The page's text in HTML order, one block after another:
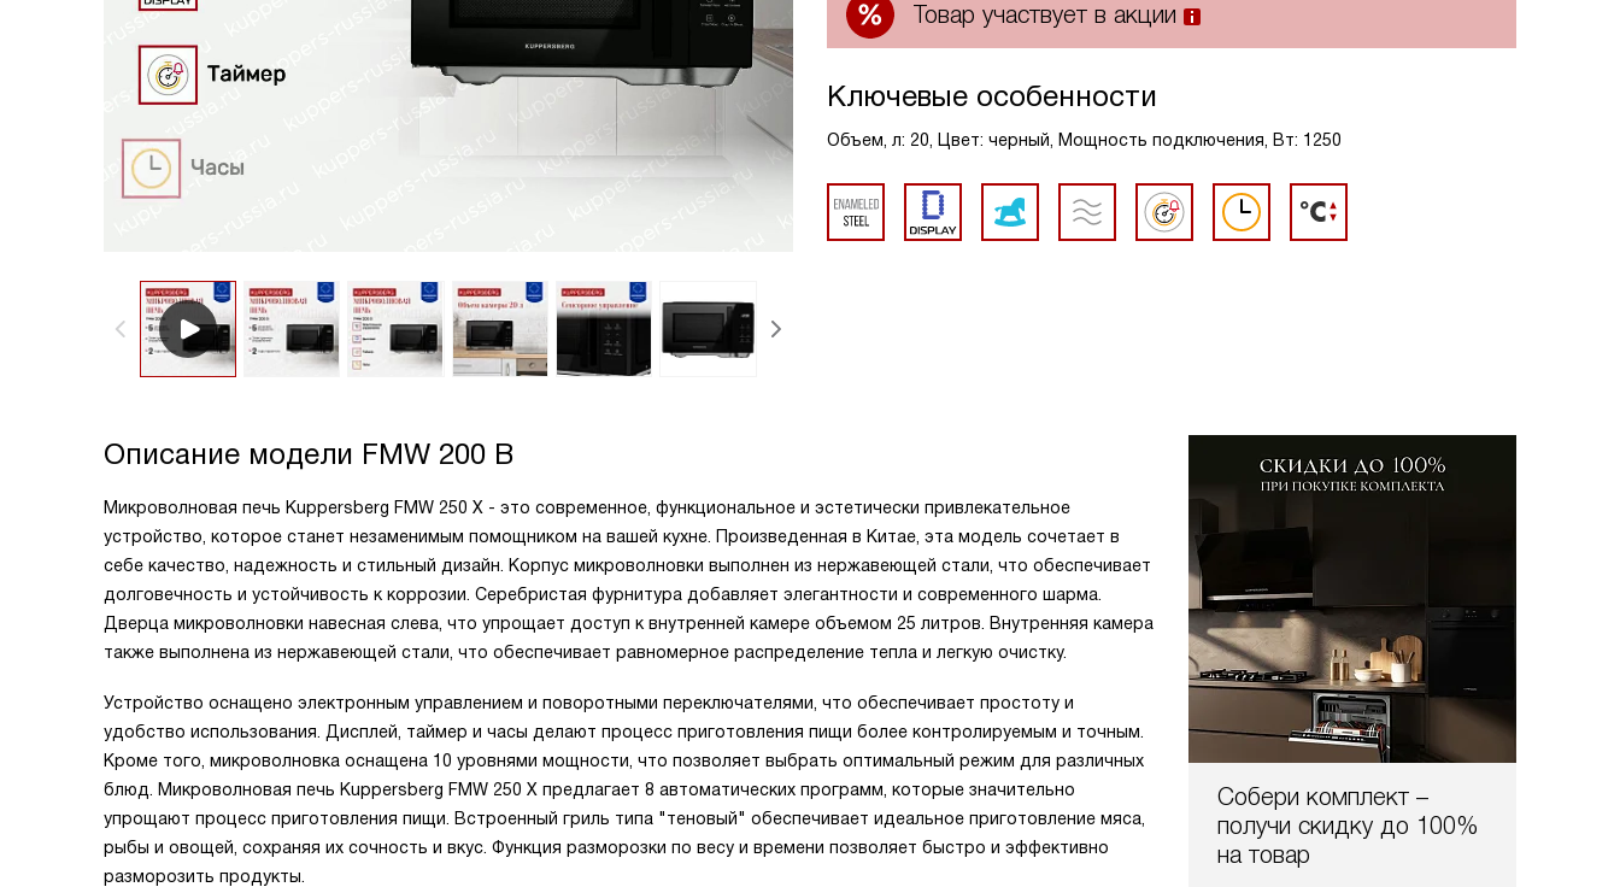
Товар участвует в акции
Ключевые особенности
Объем, л: 20, Цвет: черный, Мощность подключения, Вт: 1250
Собери комплект –
получи скидку до 100%
на товар
Описание модели FMW 200 B
Микроволновая печь Kuppersberg FMW 250 X - это современное, функциональное и эстетически привлекательное
устройство, которое станет незаменимым помощником на вашей кухне. Произведенная в Китае, эта модель сочетает в
себе качество, надежность и стильный дизайн. Корпус микроволновки выполнен из нержавеющей стали, что обеспечивает
долговечность и устойчивость к коррозии. Серебристая фурнитура добавляет элегантности и современного шарма.
Дверца микроволновки навесная слева, что упрощает доступ к внутренней камере объемом 25 литров. Внутренняя камера
также выполнена из нержавеющей стали, что обеспечивает равномерное распределение тепла и легкую очистку.
Устройство оснащено электронным управлением и поворотными переключателями, что обеспечивает простоту и
удобство использования. Дисплей, таймер и часы делают процесс приготовления пищи более контролируемым и точным.
Кроме того, микроволновка оснащена 10 уровнями мощности, что позволяет выбрать оптимальный режим для различных
блюд. Микроволновая печь Kuppersberg FMW 250 X предлагает 8 автоматических программ, которые значительно
упрощают процесс приготовления пищи. Встроенный гриль типа "теновый" обеспечивает идеальное приготовление мяса,
рыбы и овощей, сохраняя их сочность и вкус. Функция разморозки по весу и времени позволяет быстро и эффективно
разморозить продукты.